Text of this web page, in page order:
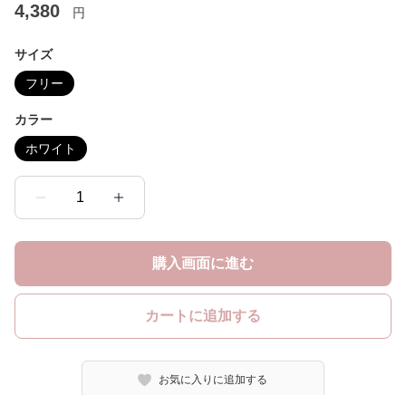
4,380 円
サイズ
フリー
カラー
ホワイト
1
購入画面に進む
カートに追加する
お気に入りに追加する